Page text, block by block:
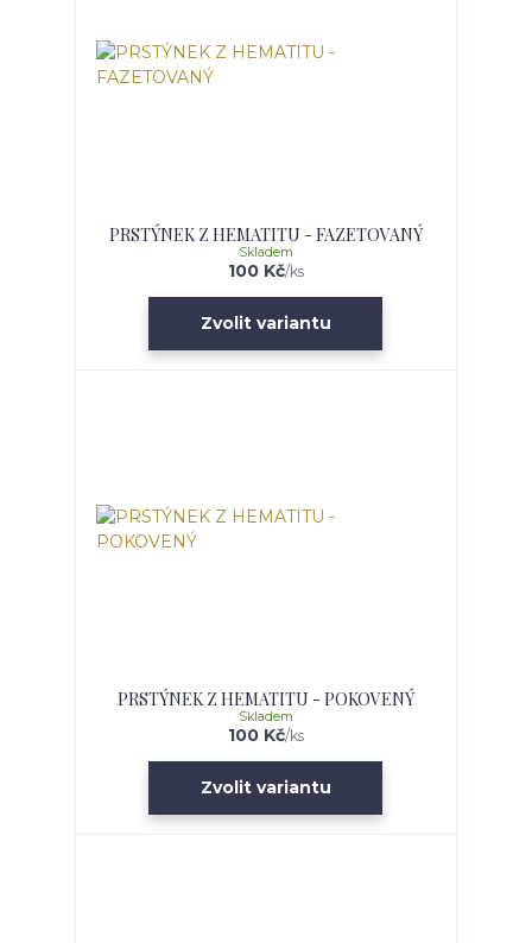
PRSTÝNEK Z HEMATITU - FAZETOVANÝ
100 Kč/ks
Skladem
Zvolit variantu
PRSTÝNEK Z HEMATITU - POKOVENÝ
100 Kč/ks
Skladem
Zvolit variantu